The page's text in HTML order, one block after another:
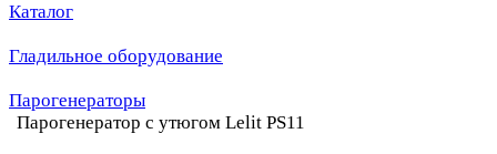
Каталог
Гладильное оборудование
Парогенераторы
Парогенератор с утюгом Lelit PS11